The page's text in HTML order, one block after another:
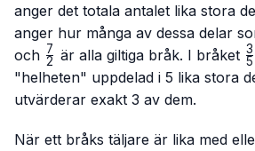
anger det totala antalet lika stora
anger hur många av dessa delar
och \frac{7}
{2}
2
7 är alla giltiga bråk. I bråket 5
3
"helheten" uppdelad i 5 lika stora
utvärderar exakt 3 av dem.
När ett bråks täljare är lika med